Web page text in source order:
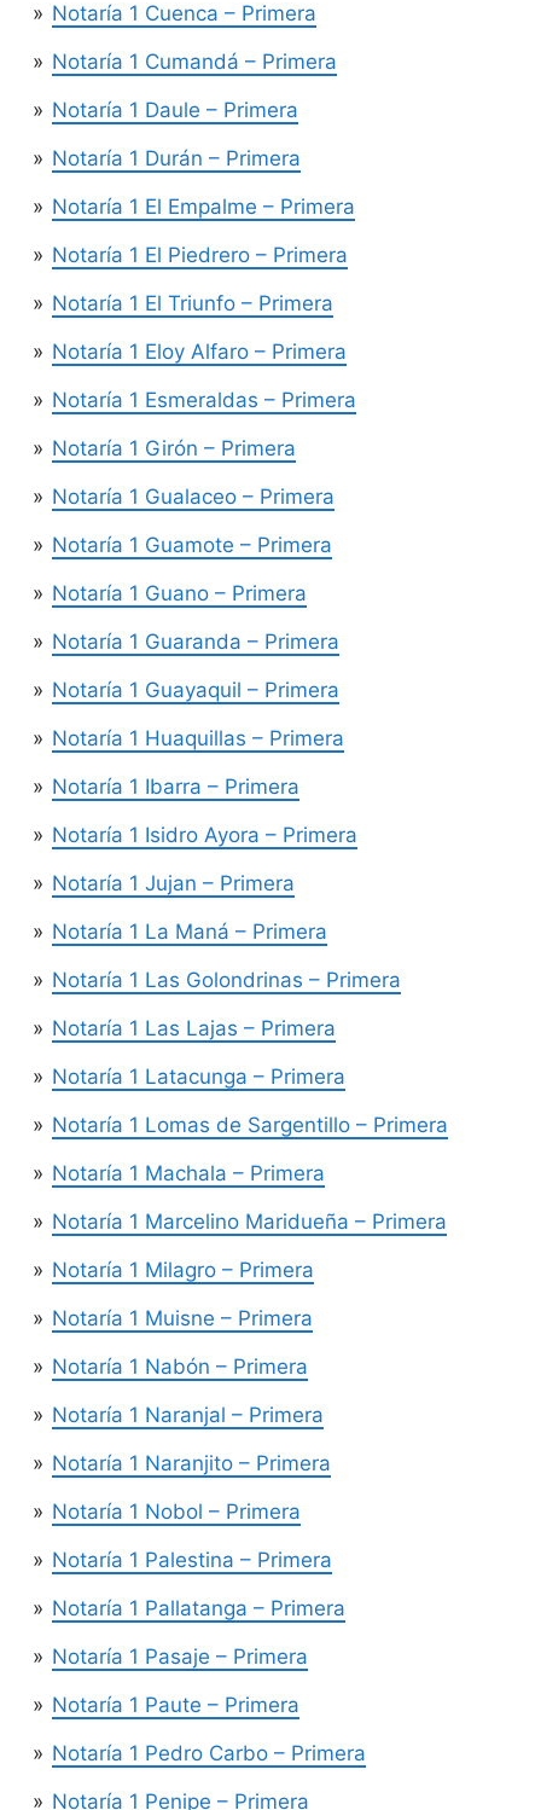
Notaría 1 Cuenca – Primera
Notaría 1 Cumandá – Primera
Notaría 1 Daule – Primera
Notaría 1 Durán – Primera
Notaría 1 El Empalme – Primera
Notaría 1 El Piedrero – Primera
Notaría 1 El Triunfo – Primera
Notaría 1 Eloy Alfaro – Primera
Notaría 1 Esmeraldas – Primera
Notaría 1 Girón – Primera
Notaría 1 Gualaceo – Primera
Notaría 1 Guamote – Primera
Notaría 1 Guano – Primera
Notaría 1 Guaranda – Primera
Notaría 1 Guayaquil – Primera
Notaría 1 Huaquillas – Primera
Notaría 1 Ibarra – Primera
Notaría 1 Isidro Ayora – Primera
Notaría 1 Jujan – Primera
Notaría 1 La Maná – Primera
Notaría 1 Las Golondrinas – Primera
Notaría 1 Las Lajas – Primera
Notaría 1 Latacunga – Primera
Notaría 1 Lomas de Sargentillo – Primera
Notaría 1 Machala – Primera
Notaría 1 Marcelino Maridueña – Primera
Notaría 1 Milagro – Primera
Notaría 1 Muisne – Primera
Notaría 1 Nabón – Primera
Notaría 1 Naranjal – Primera
Notaría 1 Naranjito – Primera
Notaría 1 Nobol – Primera
Notaría 1 Palestina – Primera
Notaría 1 Pallatanga – Primera
Notaría 1 Pasaje – Primera
Notaría 1 Paute – Primera
Notaría 1 Pedro Carbo – Primera
Notaría 1 Penipe – Primera